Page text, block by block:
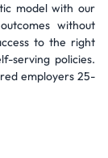
model with our
without
to the right
serving policies.
employers 25-